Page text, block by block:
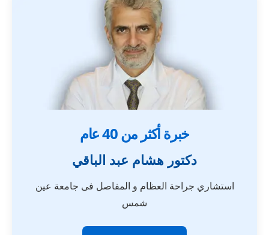
خبرة أكثر من 40 عام
دكتور هشام عبد الباقي
استشاري جراحة العظام و المفاصل فى جامعة عين
شمس